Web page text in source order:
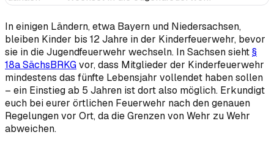
In einigen Ländern, etwa Bayern und Niedersachsen,
bleiben Kinder bis 12 Jahre in der Kinderfeuerwehr, bevor
sie in die Jugendfeuerwehr wechseln. In Sachsen sieht§
18a SächsBRKGvor, dass Mitglieder der Kinderfeuerwehr
mindestens das fünfte Lebensjahr vollendet haben sollen
– ein Einstieg ab 5 Jahren ist dort also möglich. Erkundigt
euch bei eurer örtlichen Feuerwehr nach den genauen
Regelungen vor Ort, da die Grenzen von Wehr zu Wehr
abweichen.